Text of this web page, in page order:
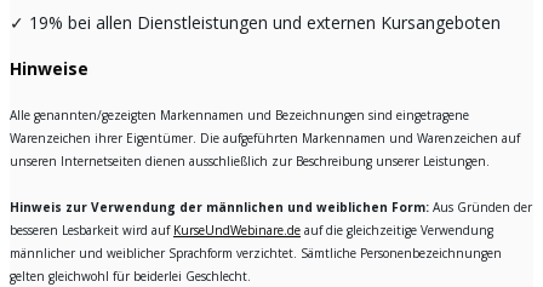
✓ 19% bei allen Dienstleistungen und externen Kursangeboten
Hinweise
Alle genannten/gezeigten Markennamen und Bezeichnungen sind eingetragene
Warenzeichen ihrer Eigentümer. Die aufgeführten Markennamen und Warenzeichen auf
unseren Internetseiten dienen ausschließlich zur Beschreibung unserer Leistungen.
Hinweis zur Verwendung der männlichen und weiblichen Form: Aus Gründen der
besseren Lesbarkeit wird auf KurseUndWebinare.de auf die gleichzeitige Verwendung
männlicher und weiblicher Sprachform verzichtet. Sämtliche Personenbezeichnungen
gelten gleichwohl für beiderlei Geschlecht.